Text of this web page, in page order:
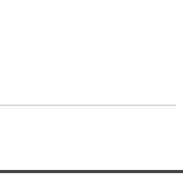
ッドレスト ハンガー付き 高反発クッ